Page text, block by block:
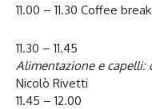
11.00 – 11.30 Coffee break
11.30 – 11.45
Alimentazione e capelli:
Nicolò Rivetti
11.45 – 12.00